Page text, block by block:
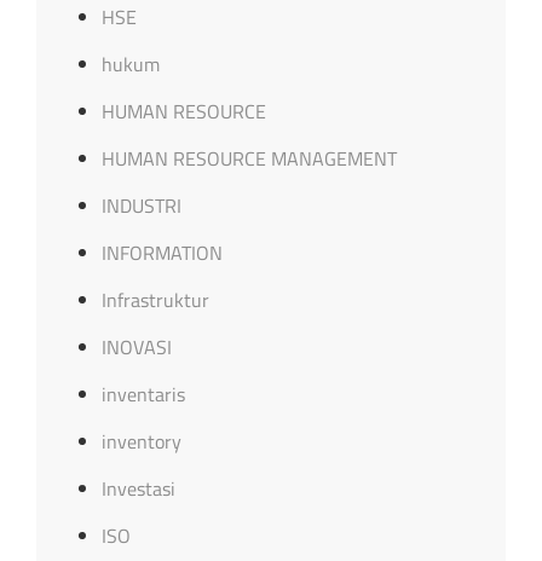
HSE
hukum
HUMAN RESOURCE
HUMAN RESOURCE MANAGEMENT
INDUSTRI
INFORMATION
Infrastruktur
INOVASI
inventaris
inventory
Investasi
ISO